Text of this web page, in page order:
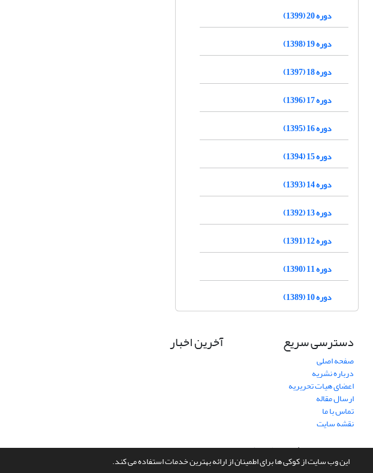
این وب سایت از کوکی ها برای اطمینان از ارائه بهترین خدمات استفاده می کند.
دوره 20 (1399)
دوره 19 (1398)
دوره 18 (1397)
دوره 17 (1396)
دوره 16 (1395)
دوره 15 (1394)
دوره 14 (1393)
دوره 13 (1392)
دوره 12 (1391)
دوره 11 (1390)
دوره 10 (1389)
دسترسی سریع
صفحه اصلی
درباره نشریه
اعضای هیات تحریریه
ارسال مقاله
تماس با ما
نقشه سایت
آخرین اخبار
سامانه مدیریت نشریات علمی.طراحی و پیاده سازی ازسیناوب